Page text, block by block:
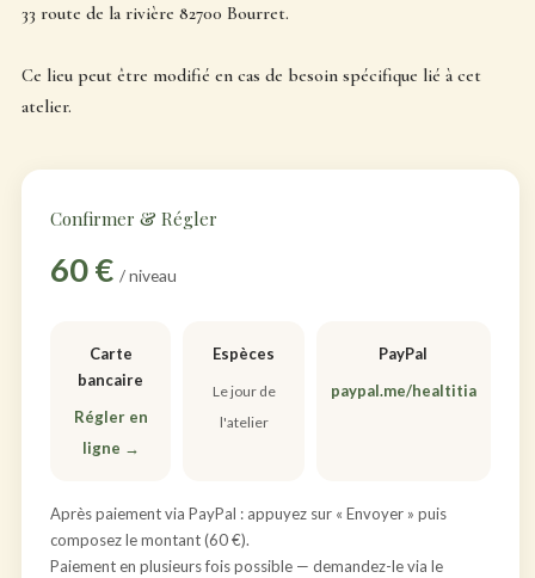
33 route de la rivière 82700 Bourret.
Ce lieu peut être modifié en cas de besoin spécifique lié à cet
atelier.
Confirmer & Régler
60 €/ niveau
Carte
bancaire
Régler en
ligne →
Espèces
Le jour de
l'atelier
PayPal
paypal.me/healtitia
Après paiement via PayPal : appuyez sur « Envoyer » puis
composez le montant (60 €).
Paiement en plusieurs fois possible — demandez-le via le